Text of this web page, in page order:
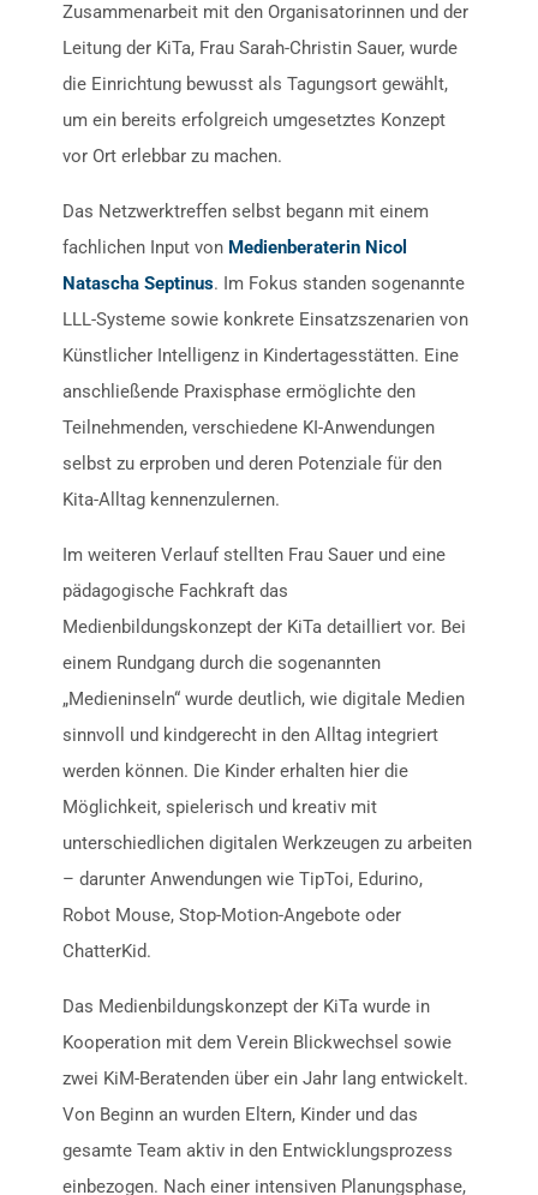
Zusammenarbeit mit den Organisatorinnen und der
Leitung der KiTa, Frau Sarah-Christin Sauer, wurde
die Einrichtung bewusst als Tagungsort gewählt,
um ein bereits erfolgreich umgesetztes Konzept
vor Ort erlebbar zu machen.
Das Netzwerktreffen selbst begann mit einem
fachlichen Input von Medienberaterin Nicol
Natascha Septinus. Im Fokus standen sogenannte
LLL-Systeme sowie konkrete Einsatzszenarien von
Künstlicher Intelligenz in Kindertagesstätten. Eine
anschließende Praxisphase ermöglichte den
Teilnehmenden, verschiedene KI-Anwendungen
selbst zu erproben und deren Potenziale für den
Kita-Alltag kennenzulernen.
Im weiteren Verlauf stellten Frau Sauer und eine
pädagogische Fachkraft das
Medienbildungskonzept der KiTa detailliert vor. Bei
einem Rundgang durch die sogenannten
„Medieninseln“ wurde deutlich, wie digitale Medien
sinnvoll und kindgerecht in den Alltag integriert
werden können. Die Kinder erhalten hier die
Möglichkeit, spielerisch und kreativ mit
unterschiedlichen digitalen Werkzeugen zu arbeiten
– darunter Anwendungen wie TipToi, Edurino,
Robot Mouse, Stop-Motion-Angebote oder
ChatterKid.
Das Medienbildungskonzept der KiTa wurde in
Kooperation mit dem Verein Blickwechsel sowie
zwei KiM-Beratenden über ein Jahr lang entwickelt.
Von Beginn an wurden Eltern, Kinder und das
gesamte Team aktiv in den Entwicklungsprozess
einbezogen. Nach einer intensiven Planungsphase,